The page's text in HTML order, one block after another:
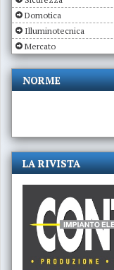
Domotica
Illuminotecnica
Mercato
NORME
LA RIVISTA